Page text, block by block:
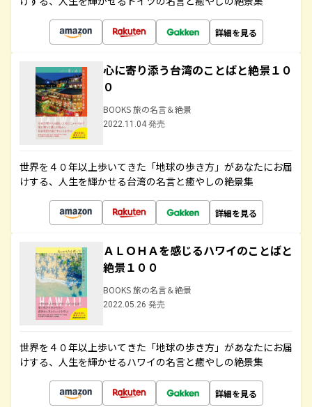
詳細を見る
心に寄り添う台湾のことばと絶景１０
０
BOOKS 旅の名言＆絶景
2022.11.04 発売
世界を４０年以上歩いてきた「地球の歩き方」があなたにお届
けする、人生を輝かせる台湾の名言と癒やしの絶景集
詳細を見る
ＡＬＯＨＡを感じるハワイのことばと
絶景１００
BOOKS 旅の名言＆絶景
2022.05.26 発売
世界を４０年以上歩いてきた「地球の歩き方」があなたにお届
けする、人生を輝かせるハワイの名言と癒やしの絶景集
詳細を見る